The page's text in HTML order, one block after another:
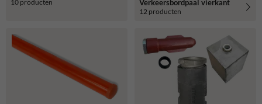
10 producten Verkeersbordpaal vierkant
12 producten